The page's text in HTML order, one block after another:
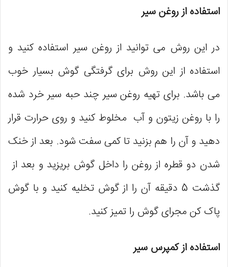
استفاده از روغن سیر
در این روش می توانید از روغن سیر استفاده کنید و
استفاده از این روش برای گرفتگی گوش بسیار خوب
می باشد. برای تهیه‌ روغن سیر چند حبه سیر خرد شده
را با روغن زیتون و آب مخلوط کنید و روی حرارت قرار
دهید و آن را هم بزنید تا کمی سفت شود. بعد از خنک
شدن دو قطره از روغن را داخل گوش بریزید و بعد از
گذشت 5 دقیقه آن را از گوش تخلیه کنید و با گوش
پاک کن مجرای گوش را تمیز کنید.
استفاده از کمپرس سیر